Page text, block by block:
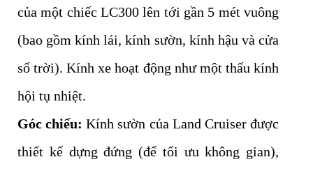
của một chiếc LC300 lên tới gần 5 mét vuông
(bao gồm kính lái, kính sườn, kính hậu và cửa
sổ trời). Kính xe hoạt động như một thấu kính
hội tụ nhiệt.
Góc chiếu: Kính sườn của Land Cruiser được
thiết kế dựng đứng (để tối ưu không gian),